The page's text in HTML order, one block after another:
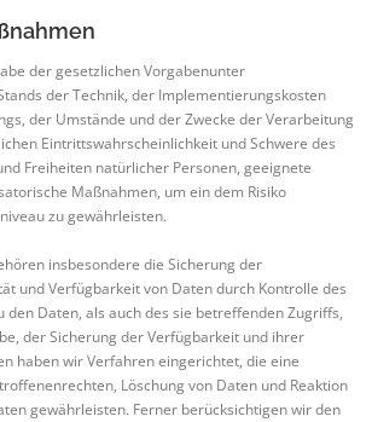
der gesetzlichen Vorgabenunter
der Technik, der Implementierungskosten
der Umstände und der Zwecke der Verarbeitung
Eintrittswahrscheinlichkeit und Schwere des
Freiheiten natürlicher Personen, geeignete
Maßnahmen, um ein dem Risiko
zu gewährleisten.
insbesondere die Sicherung der
und Verfügbarkeit von Daten durch Kontrolle des
den Daten, als auch des sie betreffenden Zugriffs,
der Sicherung der Verfügbarkeit und ihrer
haben wir Verfahren eingerichtet, die eine
Löschung von Daten und Reaktion
gewährleisten. Ferner berücksichtigen wir den